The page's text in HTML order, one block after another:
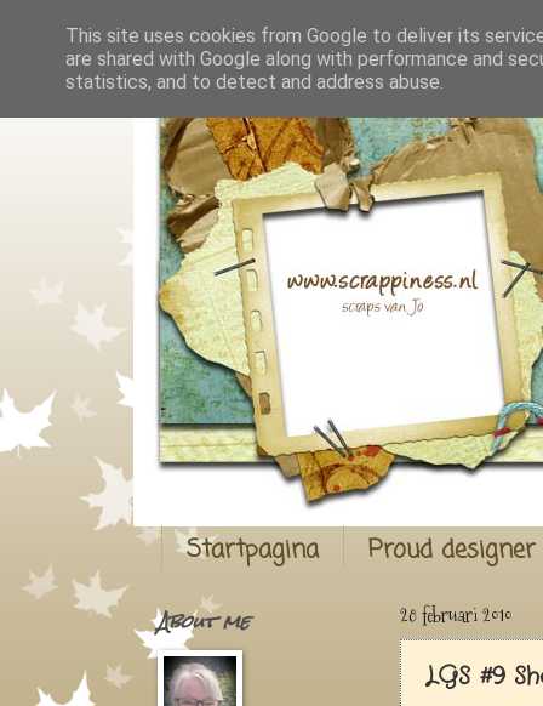
Startpagina Proud
28 februari 2010
LGS #9
About me
This site uses cookies from Google to deliver its
are shared with Google along with performance and
statistics, and to detect and address abuse.